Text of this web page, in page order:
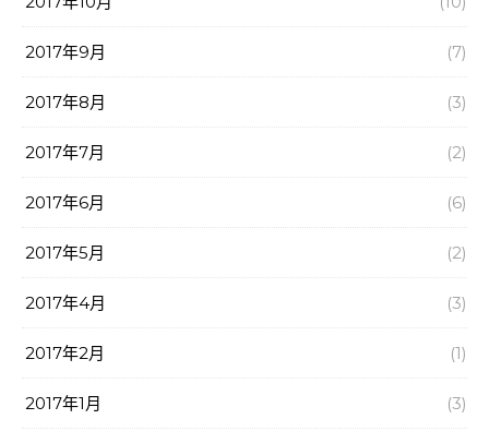
2017年9月 (7)
2017年8月 (3)
2017年7月 (2)
2017年6月 (6)
2017年5月 (2)
2017年4月 (3)
2017年2月 (1)
2017年1月 (3)